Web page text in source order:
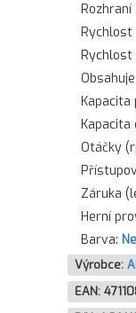
Rozhraní
Rychlost
Rychlost
Kapacita
Kapacita
Otáčky
Záruka
Herní
Barva:
Výrobce:
EAN: